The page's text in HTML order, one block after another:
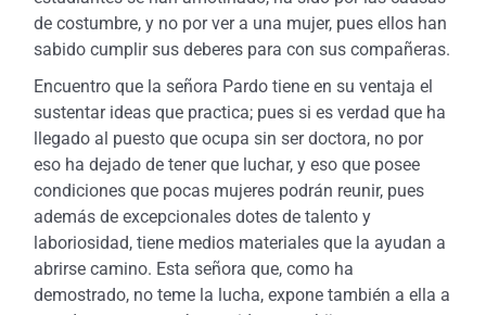
de costumbre, y no por ver a una mujer, pues ellos han
sabido cumplir sus deberes para con sus compañeras.
Encuentro que la señora Pardo tiene en su ventaja el
sustentar ideas que practica; pues si es verdad que ha
llegado al puesto que ocupa sin ser doctora, no por
eso ha dejado de tener que luchar, y eso que posee
condiciones que pocas mujeres podrán reunir, pues
además de excepcionales dotes de talento y
laboriosidad, tiene medios materiales que la ayudan a
abrirse camino. Esta señora que, como ha
demostrado, no teme la lucha, expone también a ella a